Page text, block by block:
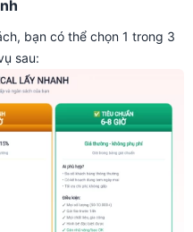
bạn có thể chọn 1 trong 3
sau: